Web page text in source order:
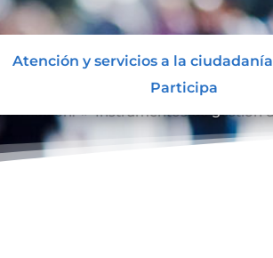
Atención y servicios a la ciudadanía
Participa